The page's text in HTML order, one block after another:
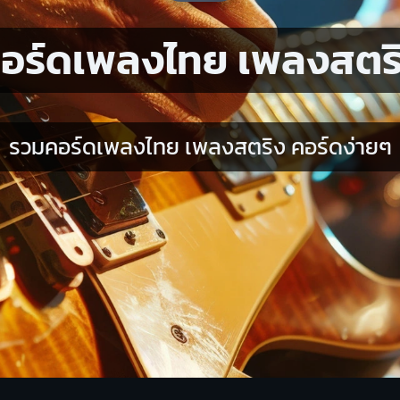
ร์ดเพลงไทย เพลงสต
รวมคอร์ดเพลงไทย เพลงสตริง คอร์ดง่ายๆ